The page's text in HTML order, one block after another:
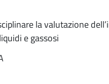
la valutazione
e gassosi